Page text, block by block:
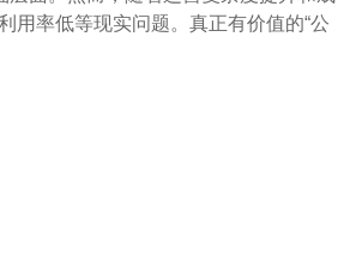
用率低等现实问题。真正有价值的“公